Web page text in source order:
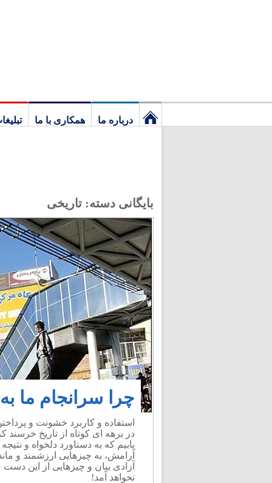
درباره ما همکاری با ما
بایگانی دسته: تاریخی
چرا سرانجام ما
استفاده و کاربرد خشونت و
در برهه ای کوتاه از تاریخ
یابیم که به دستاورد دلخواه و
آرامش، به چیزهایی ارزشمند و
آزادی بیان و چیزهایی از این
نخواهد آمد!